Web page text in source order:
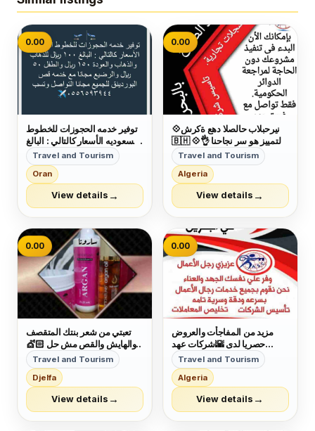
0.00
توفير خدمه الحجوزات للخطوط
السعوديه الأسعار كالتالي : البالغ
١٠٠ ريال للذهاب والذهاب
والعودة ١٥٠ ريال والطفل ٥٠
ريال والرضيع مجانا مع خدمه قص
البوردينق للجميع مجانا التواصل
وتسب ٠٥٥٦٥٩٣٩٤٤
Travel and Tourism
Oran
View details →
0.00
💠شركة عهد الصلاح بالبحرين ⁦
🇧🇭⁩ 💠التمييز هو سر نجاحنا 👌
وكمان عروضنا مميزة😉 عروضنا
على :- □تأسيس الشركات
والمؤسسات🏣🏭 □دعاية
وإعلان🖼 □تسويق عقاري🌇
□إصدار الموافقات لجميع
Travel and Tourism
Algeria
View details →
0.00
تعبتي من شعر بنتك المتقصف
والهايش والقص مش حل 💇🏻
كاش شامبو 🧴هو الحل 🗝
بمكونات طبيعية 100% أحصلي
على شعر ناعم وصحي🧝
&zwj;♀ آمن جدآ على الأطفال
👩&zwj;👧&zwj;👦 يعني
إستخدميه لبنتك وأنتى مطمئنة👌
Travel and Tourism
Djelfa
View details →
0.00
مزيد من المفاجأت والعروض
حصريا لدى 🌇شركات عهد
الصلاح بالبحرين🇧🇭 لخدمات
رجال الأعمال وتأسيس الشركات
وتخليص المعاملات وإصدار
السجلات التجارية زيارات
وإقامات لدولة البحرين للتفاصيل
برجاء التواصل خاص🔏...
Travel and Tourism
Algeria
View details →